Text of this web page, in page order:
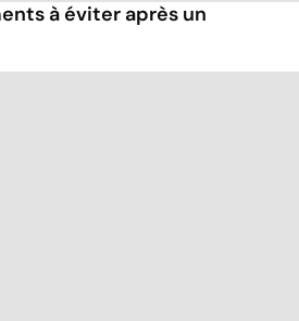
à éviter après un